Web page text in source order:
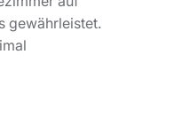
gewährleistet.